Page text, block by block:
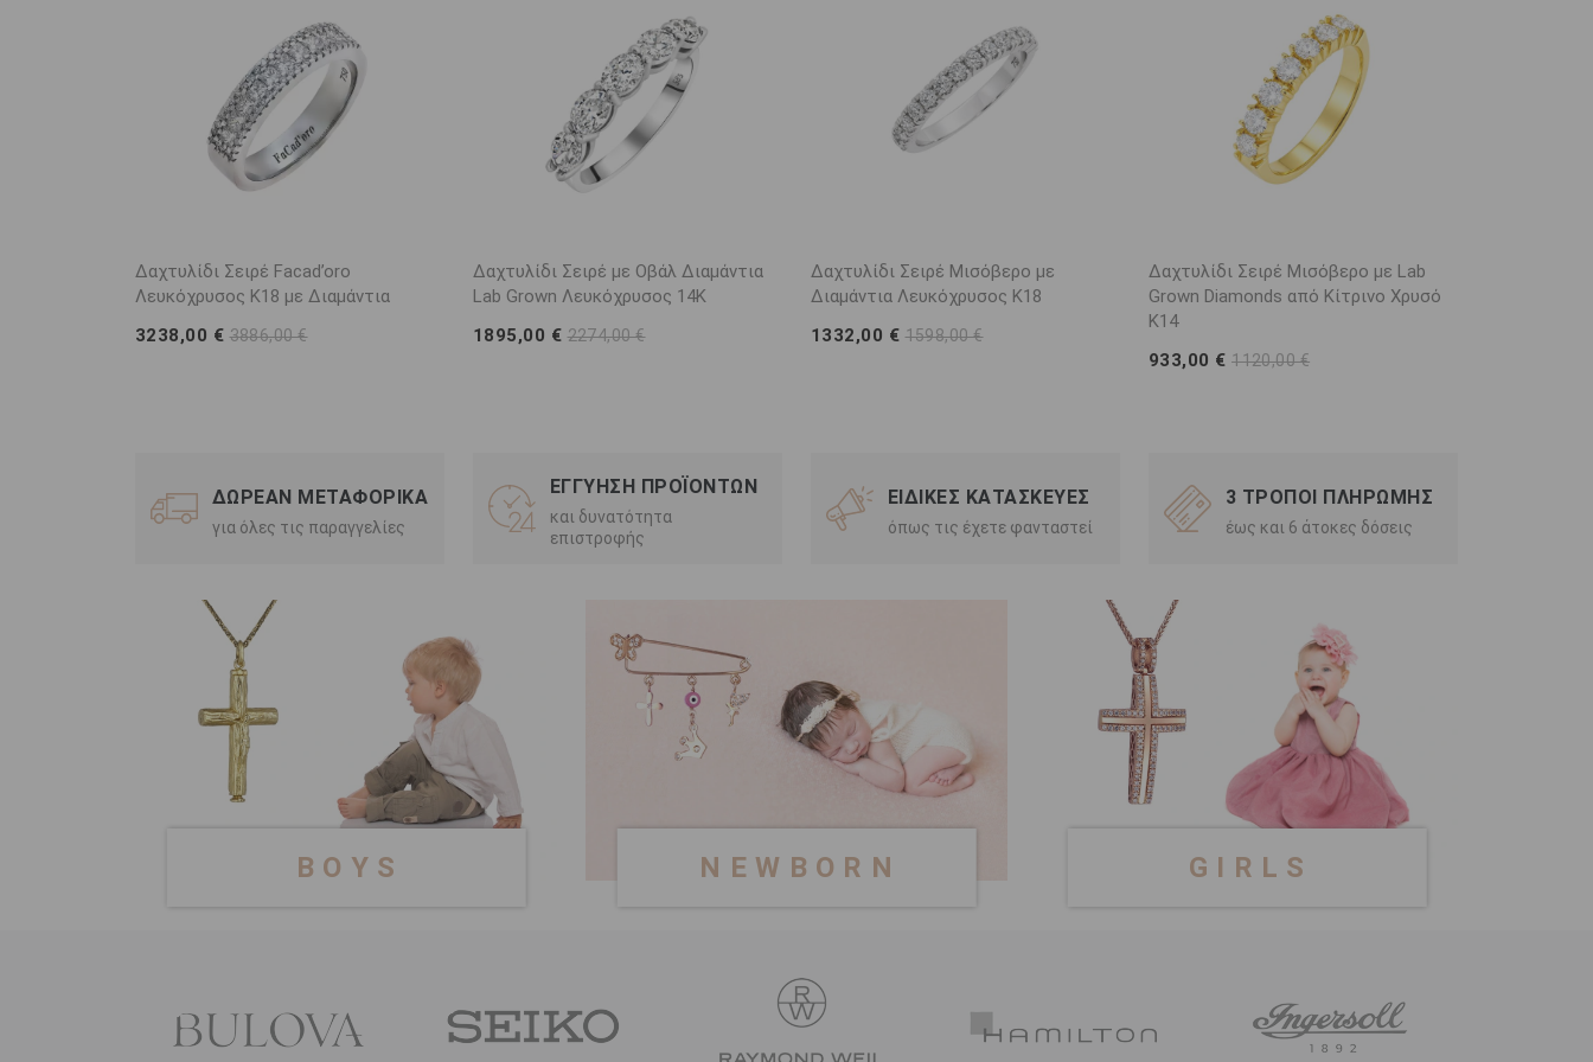
Δαχτυλίδι Σειρέ Facad’oro
Λευκόχρυσος Κ18 με Διαμάντια
3238,00 € 3886,00 €
Δαχτυλίδι Σειρέ με Οβάλ Διαμάντια
Lab Grown Λευκόχρυσος 14Κ
1895,00 € 2274,00 €
Δαχτυλίδι Σειρέ Μισόβερο με
Διαμάντια Λευκόχρυσος Κ18
1332,00 € 1598,00 €
Δαχτυλίδι Σειρέ Μισόβερο με Lab
Grown Diamonds από Κίτρινο Χρυσό
K14
933,00 €1120,00 €
ΔΩΡΕΑΝ ΜΕΤΑΦΟΡΙΚΑ
για όλες τις παραγγελίες
ΕΓΓΥΗΣΗ ΠΡΟΪΟΝΤΩΝ
και δυνατότητα
επιστροφής
ΕΙΔΙΚΕΣ ΚΑΤΑΣΚΕΥΕΣ
όπως τις έχετε φανταστεί
3 ΤΡΟΠΟΙ ΠΛΗΡΩΜΗΣ
έως και 6 άτοκες δόσεις
B O Y S N E W B O R N G I R L S